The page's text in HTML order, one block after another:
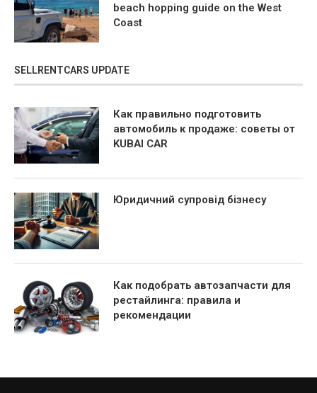
beach hopping guide on the West
Coast
SELLRENTCARS UPDATE
Как правильно подготовить
автомобиль к продаже: советы от
KUBAI CAR
Юридичний супровід бізнесу
Как подобрать автозапчасти для
рестайлинга: правила и
рекомендации